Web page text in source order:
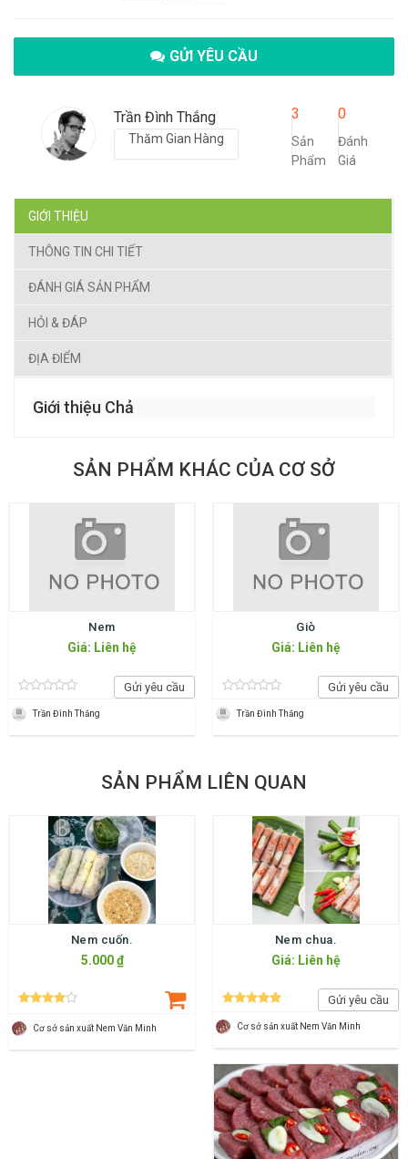
GỬI YÊU CẦU
Trần Đình Thắng
Thăm Gian Hàng
3
Sản
Phẩm
0
Đánh
Giá
GIỚI THIỆU
THÔNG TIN CHI TIẾT
ĐÁNH GIÁ SẢN PHẨM
HỎI & ĐÁP
ĐỊA ĐIỂM
Giới thiệu Chả
SẢN PHẨM KHÁC CỦA CƠ SỞ
Nem
Giá: Liên hệ
Gửi yêu cầu
Trần Đình Thắng
Giò
Giá: Liên hệ
Gửi yêu cầu
Trần Đình Thắng
SẢN PHẨM LIÊN QUAN
Nem cuốn.
5.000 ₫
Cơ sở sản xuất Nem Văn Minh
Nem chua.
Giá: Liên hệ
Gửi yêu cầu
Cơ sở sản xuất Nem Văn Minh